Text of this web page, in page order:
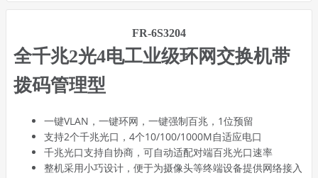
FR-6S3204
全千兆2光4电工业级环网交换机带
拨码管理型
一键VLAN，一键环网，一键强制百兆，1位预留
支持2个千兆光口，4个10/100/1000M自适应电口
千兆光口支持自协商，可自动适配对端百兆光口速率
整机采用小巧设计，便于为摄像头等终端设备提供网络接入